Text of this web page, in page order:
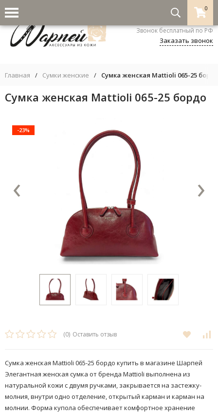
0
8-800-333-5530
Звонок бесплатный по РФ
Заказать звонок
Главная / Сумки женские / Сумка женская Mattioli 065-25 бордо
Сумка женская Mattioli 065-25 бордо
-23%
‹ ›
(0) Оставить отзыв
Сумка женская Mattioli 065-25 бордо купить в магазине Шарпей
Элегантная женская сумка от бренда Mattioli выполнена из
натуральной кожи с двумя ручками, закрывается на застежку-
молния, внутри одно отделение, открытый карман и карман на
молнии.​ Форма купола обеспечивает комфортное хранение